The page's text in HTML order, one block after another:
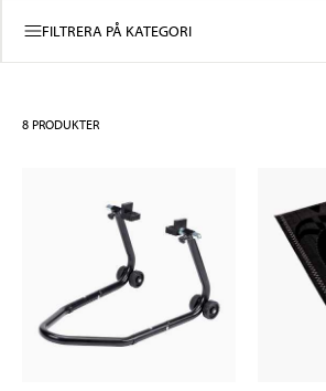
FILTRERA PÅ KATEGORI
8 PRODUKTER